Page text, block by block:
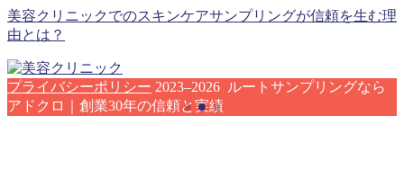
美容クリニックでのスキンケアサンプリングが信頼を生む理
由とは？
プライバシーポリシー 2023–2026 ルートサンプリングなら
アドクロ｜創業30年の信頼と実績